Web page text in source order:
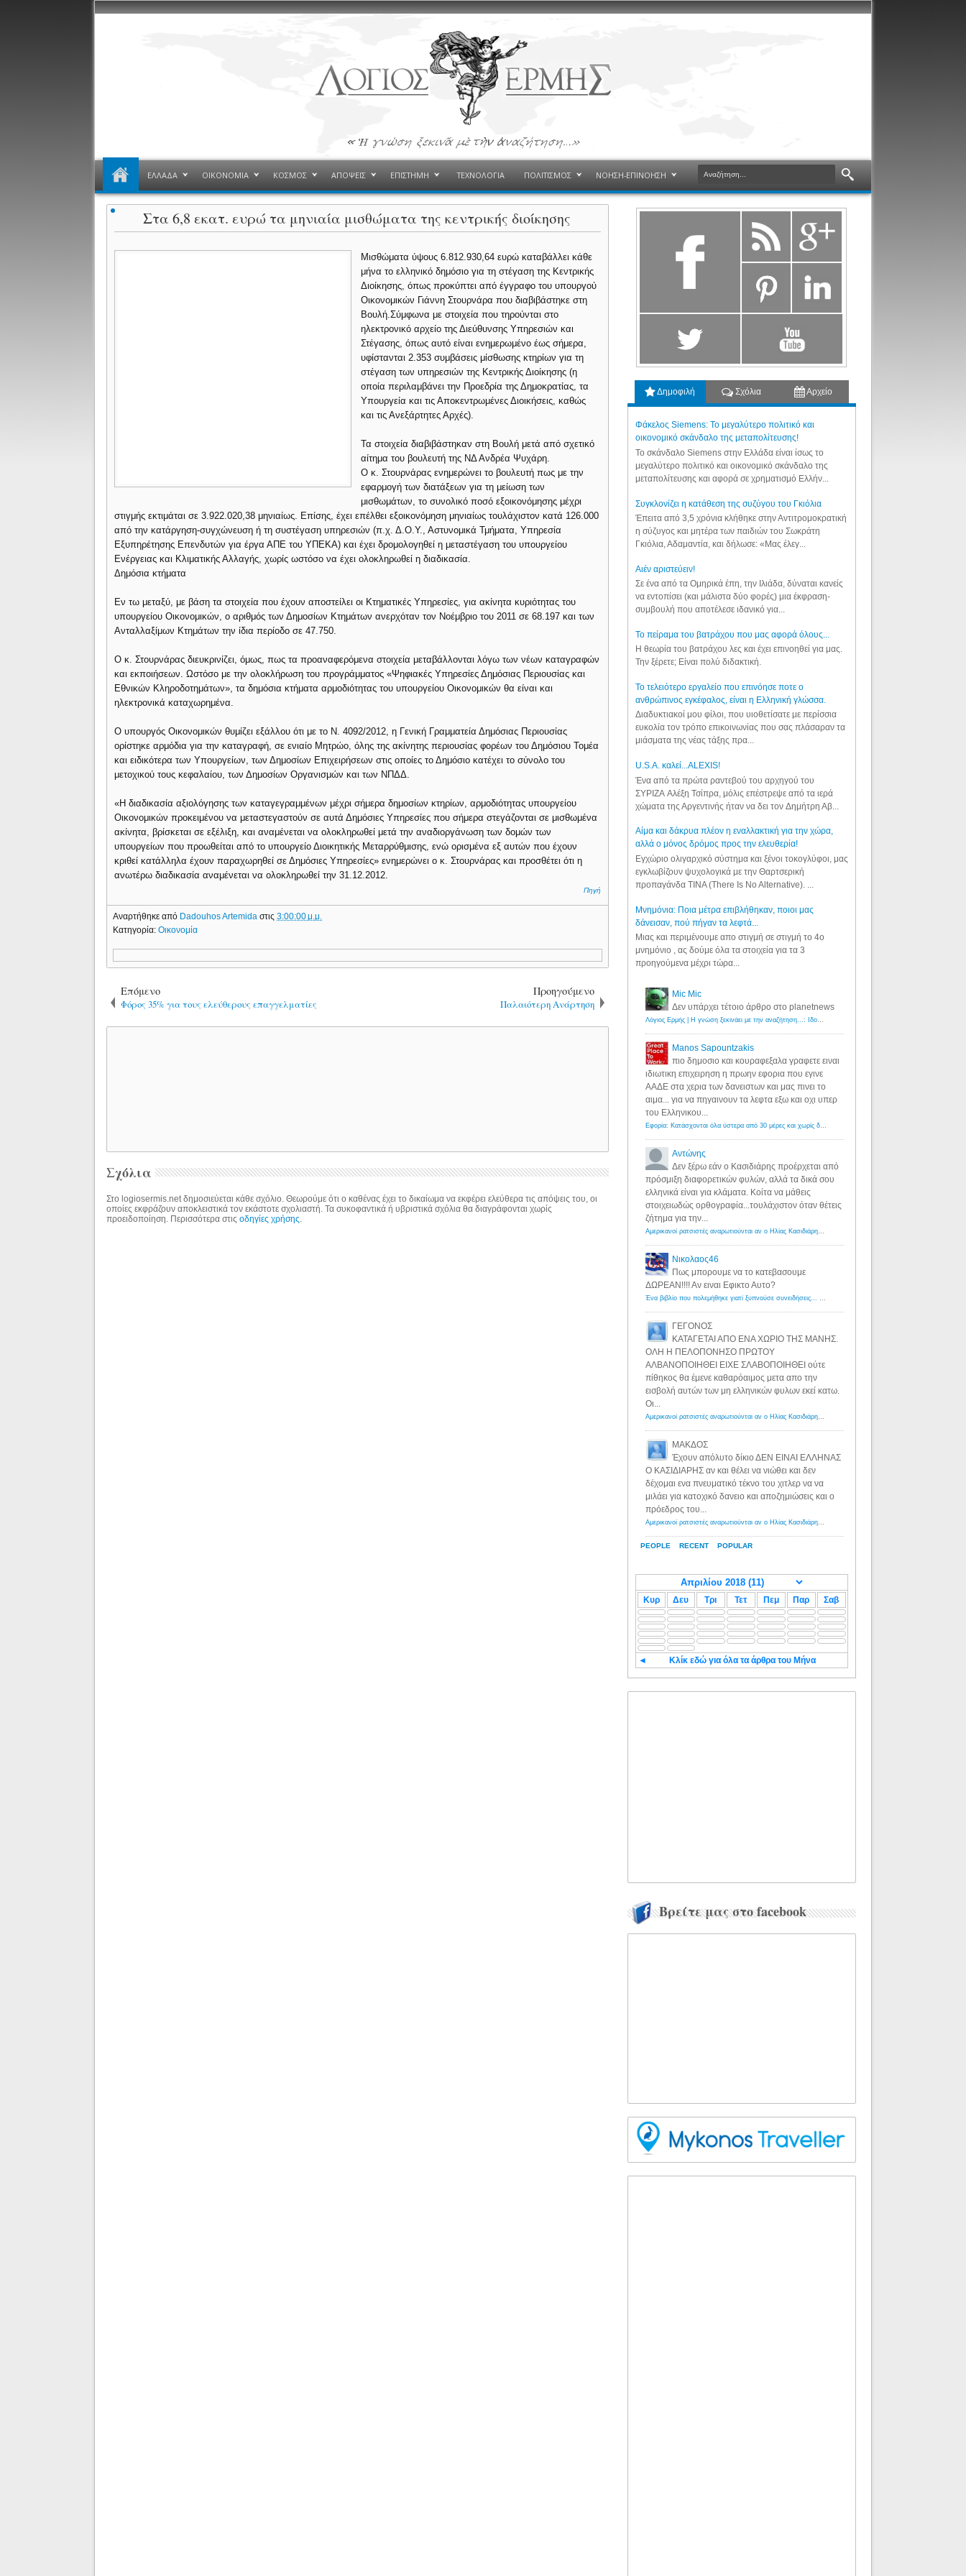
ΕΛΛΑΔΑ ΟΙΚΟΝΟΜΙΑ ΚΟΣΜΟΣ ΑΠΟΨΕΙΣ ΕΠΙΣΤΗΜΗ ΤΕΧΝΟΛΟΓΙΑ ΠΟΛΙΤΙΣΜΟΣ ΝΟΗΣΗ-ΕΠΙΝΟΗΣΗ
Στα 6,8 εκατ. ευρώ τα μηνιαία μισθώματα της κεντρικής διοίκησης
Μισθώματα ύψους 6.812.930,64 ευρώ καταβάλλει κάθε
μήνα το ελληνικό δημόσιο για τη στέγαση της Κεντρικής
Διοίκησης, όπως προκύπτει από έγγραφο του υπουργού
Οικονομικών Γιάννη Στουρνάρα που διαβιβάστηκε στη
Βουλή.Σύμφωνα με στοιχεία που τηρούνται στο
ηλεκτρονικό αρχείο της Διεύθυνσης Υπηρεσιών και
Στέγασης, όπως αυτό είναι ενημερωμένο έως σήμερα,
υφίστανται 2.353 συμβάσεις μίσθωσης κτηρίων για τη
στέγαση των υπηρεσιών της Κεντρικής Διοίκησης (η
οποία περιλαμβάνει την Προεδρία της Δημοκρατίας, τα
Υπουργεία και τις Αποκεντρωμένες Διοικήσεις, καθώς
και τις Ανεξάρτητες Αρχές).
Τα στοιχεία διαβιβάστηκαν στη Βουλή μετά από σχετικό
αίτημα του βουλευτή της ΝΔ Ανδρέα Ψυχάρη.
Ο κ. Στουρνάρας ενημερώνει το βουλευτή πως με την
εφαρμογή των διατάξεων για τη μείωση των
μισθωμάτων, το συνολικό ποσό εξοικονόμησης μέχρι
στιγμής εκτιμάται σε 3.922.020,38 μηνιαίως. Επίσης, έχει επέλθει εξοικονόμηση μηνιαίως τουλάχιστον κατά 126.000
από την κατάργηση-συγχώνευση ή τη συστέγαση υπηρεσιών (π.χ. Δ.Ο.Υ., Αστυνομικά Τμήματα, Υπηρεσία
Εξυπηρέτησης Επενδυτών για έργα ΑΠΕ του ΥΠΕΚΑ) και έχει δρομολογηθεί η μεταστέγαση του υπουργείου
Ενέργειας και Κλιματικής Αλλαγής, χωρίς ωστόσο να έχει ολοκληρωθεί η διαδικασία.
Δημόσια κτήματα
Εν τω μεταξύ, με βάση τα στοιχεία που έχουν αποστείλει οι Κτηματικές Υπηρεσίες, για ακίνητα κυριότητας του
υπουργείου Οικονομικών, ο αριθμός των Δημοσίων Κτημάτων ανερχόταν τον Νοέμβριο του 2011 σε 68.197 και των
Ανταλλαξίμων Κτημάτων την ίδια περίοδο σε 47.750.
Ο κ. Στουρνάρας διευκρινίζει, όμως, πως τα προαναφερόμενα στοιχεία μεταβάλλονται λόγω των νέων καταγραφών
και εκποιήσεων. Ωστόσο με την ολοκλήρωση του προγράμματος «Ψηφιακές Υπηρεσίες Δημόσιας Περιουσίας και
Εθνικών Κληροδοτημάτων», τα δημόσια κτήματα αρμοδιότητας του υπουργείου Οικονομικών θα είναι και
ηλεκτρονικά καταχωρημένα.
Ο υπουργός Οικονομικών θυμίζει εξάλλου ότι με το Ν. 4092/2012, η Γενική Γραμματεία Δημόσιας Περιουσίας
ορίστηκε αρμόδια για την καταγραφή, σε ενιαίο Μητρώο, όλης της ακίνητης περιουσίας φορέων του Δημόσιου Τομέα
και ειδικότερα των Υπουργείων, των Δημοσίων Επιχειρήσεων στις οποίες το Δημόσιο κατέχει το σύνολο του
μετοχικού τους κεφαλαίου, των Δημοσίων Οργανισμών και των ΝΠΔΔ.
«Η διαδικασία αξιολόγησης των καταγεγραμμένων μέχρι σήμερα δημοσίων κτηρίων, αρμοδιότητας υπουργείου
Οικονομικών προκειμένου να μεταστεγαστούν σε αυτά Δημόσιες Υπηρεσίες που σήμερα στεγάζονται σε μισθωμένα
ακίνητα, βρίσκεται σε εξέλιξη, και αναμένεται να ολοκληρωθεί μετά την αναδιοργάνωση των δομών των
υπουργείων που προωθείται από το υπουργείο Διοικητικής Μεταρρύθμισης, ενώ ορισμένα εξ αυτών που έχουν
κριθεί κατάλληλα έχουν παραχωρηθεί σε Δημόσιες Υπηρεσίες» ενημερώνει ο κ. Στουρνάρας και προσθέτει ότι η
ανωτέρω διαδικασία αναμένεται να ολοκληρωθεί την 31.12.2012.
Πηγή
Αναρτήθηκε από Dadouhos Artemidaστις3:00:00 μ.μ.
Κατηγορία:Οικονομία
Επόμενο
Φόρος 35% για τους ελεύθερους επαγγελματίες
Προηγούμενο
Παλαιότερη Ανάρτηση
Σχόλια
Στο logiosermis.net δημοσιεύεται κάθε σχόλιο. Θεωρούμε ότι ο καθένας έχει το δικαίωμα να εκφέρει ελεύθερα τις απόψεις του, οι
οποίες εκφράζουν αποκλειστικά τον εκάστοτε σχολιαστή. Τα συκοφαντικά ή υβριστικά σχόλια θα διαγράφονται χωρίς
προειδοποίηση. Περισσότερα στιςοδηγίες χρήσης
Δημοφιλή Σχόλια Αρχείο
Φάκελος Siemens: Το μεγαλύτερο πολιτικό και
οικονομικό σκάνδαλο της μεταπολίτευσης!
Το σκάνδαλο Siemens στην Ελλάδα είναι ίσως το
μεγαλύτερο πολιτικό και οικονομικό σκάνδαλο της
μεταπολίτευσης και αφορά σε χρηματισμό Ελλήν...
Συγκλονίζει η κατάθεση της συζύγου του Γκιόλια
Έπειτα από 3,5 χρόνια κλήθηκε στην Αντιτρομοκρατική
η σύζυγος και μητέρα των παιδιών του Σωκράτη
Γκιόλια, Αδαμαντία, και δήλωσε: «Μας έλεγ...
Aιέν αριστεύειν!
Σε ένα από τα Ομηρικά έπη, την Ιλιάδα, δύναται κανείς
να εντοπίσει (και μάλιστα δύο φορές) μια έκφραση-
συμβουλή που αποτέλεσε ιδανικό για...
Το πείραμα του βατράχου που μας αφορά όλους...
Η θεωρία του βατράχου λες και έχει επινοηθεί για μας.
Την ξέρετε; Είναι πολύ διδακτική.
Το τελειότερο εργαλείο που επινόησε ποτε ο
ανθρώπινος εγκέφαλος, είναι η Ελληνική γλώσσα.
Διαδυκτιακοί μου φίλοι, που υιοθετίσατε με περίσσια
ευκολία τον τρόπο επικοινωνίας που σας πλάσαραν τα
μιάσματα της νέας τάξης πρα...
U.S.A. καλεί...ALEXIS!
Ένα από τα πρώτα ραντεβού του αρχηγού του
ΣΥΡΙΖΑ Αλέξη Τσίπρα, μόλις επέστρεψε από τα ιερά
χώματα της Αργεντινής ήταν να δει τον Δημήτρη Αβ...
Αίμα και δάκρυα πλέον η εναλλακτική για την χώρα,
αλλά ο μόνος δρόμος προς την ελευθερία!
Εγχώριο ολιγαρχικό σύστημα και ξένοι τοκογλύφοι, μας
εγκλωβίζουν ψυχολογικά με την Θαρτσερική
προπαγάνδα TINA (There Is No Alternative). ...
Μνημόνια: Ποια μέτρα επιβλήθηκαν, ποιοι μας
δάνεισαν, πού πήγαν τα λεφτά...
Μιας και περιμένουμε απο στιγμή σε στιγμή το 4ο
μνημόνιο , ας δούμε όλα τα στοιχεία για τα 3
προηγούμενα μέχρι τώρα...
PEOPLE RECENT POPULAR
Mic Mic
Δεν υπάρχει τέτοιο άρθρο στο planetnews
Λόγιος Ερμής | Η γνώση ξεκινάει με την αναζήτηση...: Ιδού οι 18 που χρωστούν 11 δις ευρώ!
Manos Sapountzakis
πιο δημοσιο και κουραφεξαλα γραφετε ειναι
ιδιωτικη επιχειρηση η πρωην εφορια που εγινε
ΑΑΔΕ στα χερια των δανειστων και μας πινει το
αιμα... για να πηγαινουν τα λεφτα εξω και οχι υπερ
του Ελληνικου...
Εφορία: Κατάσχονται όλα ύστερα από 30 μέρες και χωρίς δικαστικές αποφάσεις - Λόγιος Ερμής
Αντώνης
Δεν ξέρω εάν ο Κασιδιάρης προέρχεται από
πρόσμιξη διαφορετικών φυλών, αλλά τα δικά σου
ελληνικά είναι για κλάματα. Κοίτα να μάθεις
στοιχειωδώς ορθογραφία...τουλάχιστον όταν θέτεις
ζήτημα για την...
Αμερικανοί ρατσιστές αναρωτιούνται αν ο Ηλίας Κασιδιάρης ανήκει στη λευκή φυλή... - Λόγιος Ερμής
Νικολαος46
Πως μπορουμε να το κατεβασουμε
ΔΩΡΕΑΝ!!!! Αν ειναι Εφικτο Αυτο?
Ένα βιβλίο που πολεμήθηκε γιατί ξυπνούσε συνειδήσεις... - Λόγιος Ερμής | Η γνώση ξεκινάει με την αναζήτηση...
ΓΕΓΟΝΟΣ
ΚΑΤΑΓΕΤΑΙ ΑΠΟ ΕΝΑ ΧΩΡΙΟ ΤΗΣ ΜΑΝΗΣ.
ΟΛΗ Η ΠΕΛΟΠΟΝΗΣΟ ΠΡΩΤΟΥ
ΑΛΒΑΝΟΠΟΙΗΘΕΙ ΕΙΧΕ ΣΛΑΒΟΠΟΙΗΘΕΙ ούτε
πίθηκος θα έμενε καθαρόαιμος μετα απο την
εισβολή αυτών των μη ελληνικών φυλων εκεί κατω.
Οι...
Αμερικανοί ρατσιστές αναρωτιούνται αν ο Ηλίας Κασιδιάρης ανήκει στη λευκή φυλή... - Λόγιος Ερμής
ΜΑΚΔΟΣ
Έχουν απόλυτο δίκιο ΔΕΝ ΕΙΝΑΙ ΕΛΛΗΝΑΣ
Ο ΚΑΣΙΔΙΑΡΗΣ αν και θέλει να νιώθει και δεν
δέχομαι ενα πνευματικό τέκνο του χιτλερ να να
μιλάει για κατοχικό δανειο και αποζημιώσεις και ο
πρόεδρος του...
Αμερικανοί ρατσιστές αναρωτιούνται αν ο Ηλίας Κασιδιάρης ανήκει στη λευκή φυλή... - Λόγιος Ερμής
Κυρ Δευ Τρι Τετ Πεμ Παρ Σαβ
◄ Κλίκ εδώ για όλα τα άρθρα του Μήνα
Βρείτε μας στο facebook